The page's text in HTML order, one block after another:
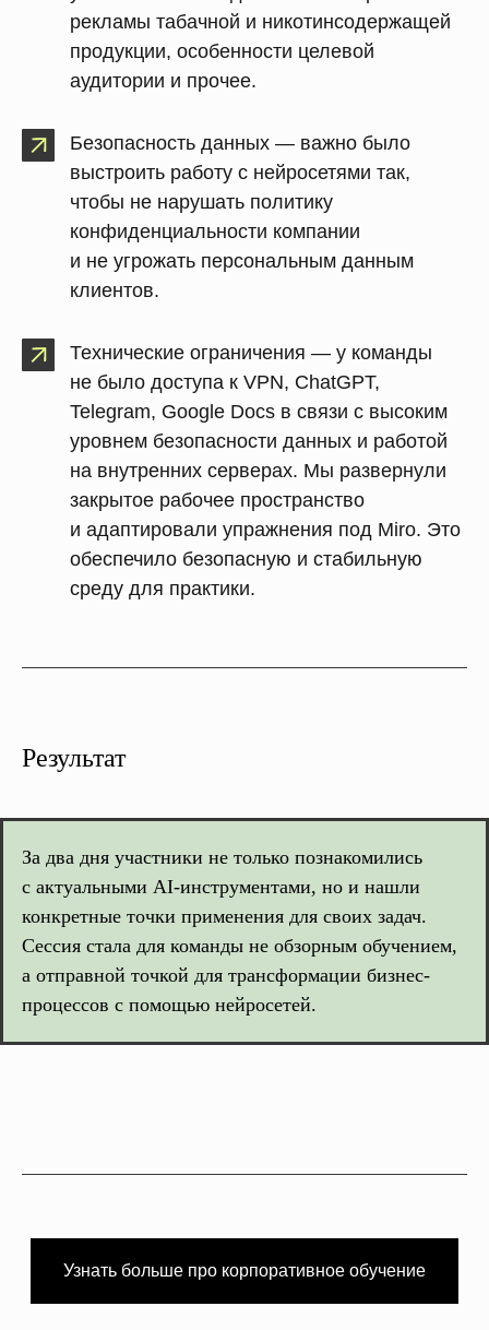
рекламы табачной и никотинсодержащей
продукции, особенности целевой
аудитории и прочее.
Безопасность данных — важно было
выстроить работу с нейросетями так,
чтобы не нарушать политику
конфиденциальности компании
и не угрожать персональным данным
клиентов.
Технические ограничения — у команды
не было доступа к VPN, ChatGPT,
Telegram, Google Docs в связи с высоким
уровнем безопасности данных и работой
на внутренних серверах. Мы развернули
закрытое рабочее пространство
и адаптировали упражнения под Miro. Это
обеспечило безопасную и стабильную
среду для практики.
Результат
За два дня участники не только познакомились
с актуальными AI-инструментами, но и нашли
конкретные точки применения для своих задач.
Сессия стала для команды не обзорным обучением,
а отправной точкой для трансформации бизнес-
процессов с помощью нейросетей.
Узнать больше про корпоративное обучение